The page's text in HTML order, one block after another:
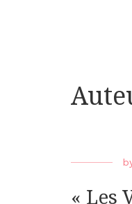
« Les